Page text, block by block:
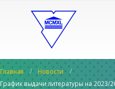
Главная
Новости
График выдачи литературы на 2023/